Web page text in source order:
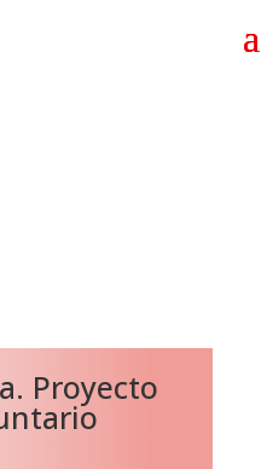
Proyecto